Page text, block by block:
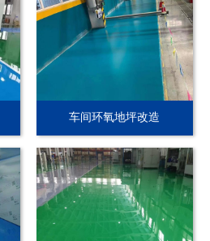
车间环氧地坪改造